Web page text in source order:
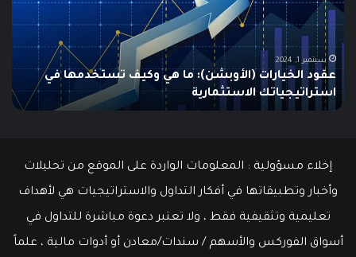
دليلك
الشامل
للمبتدئين
يونيو 10, 2025
ما هو الـ Swing Trading؟ دليلك الشامل للمبتدئين
إخلاء مسؤولية : المعلومات الواردة على الموقع من تحليلات
وأخبار وتطبيقاتها في أفكار التداول والاستراتيجيات هي لأهداف
تعليمية وتثقيفية فقط ، ولا تعتبر دعوة مباشرة للتداول في
أسواق الفوركس والأسهم / سندات/معادن أو أدوات مالية ، علماً